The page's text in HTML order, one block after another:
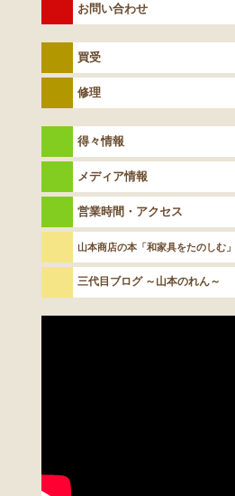
お問い合わせ
買受
修理
得々情報
メディア情報
営業時間・アクセス
山本商店の本「和家具をたのしむ」
三代目ブログ ～山本のれん～